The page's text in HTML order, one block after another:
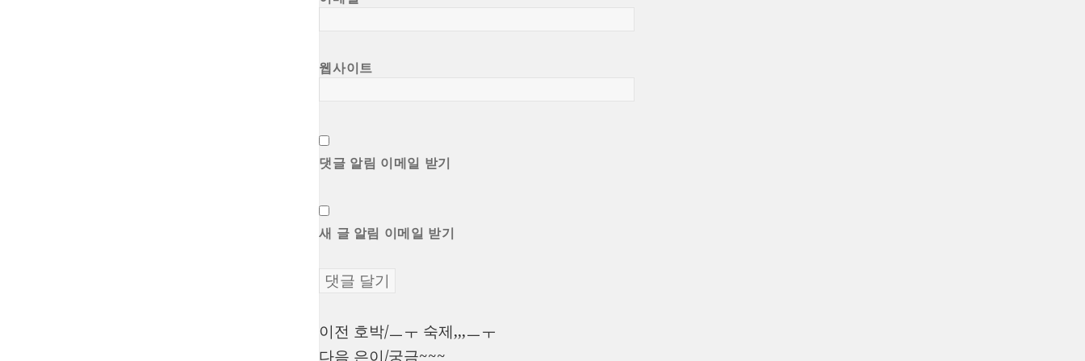
웹사이트
댓글 알림 이메일 받기
새 글 알림 이메일 받기
글
이전 이
전
호박/ㅡㅜ 숙제,,,ㅡㅜ
다음 다
은이/궁금~~~